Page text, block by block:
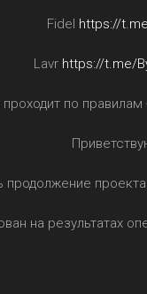
Fidel https://
Lavr https://t.me/
проходит по правилам
продолжение
на результатах